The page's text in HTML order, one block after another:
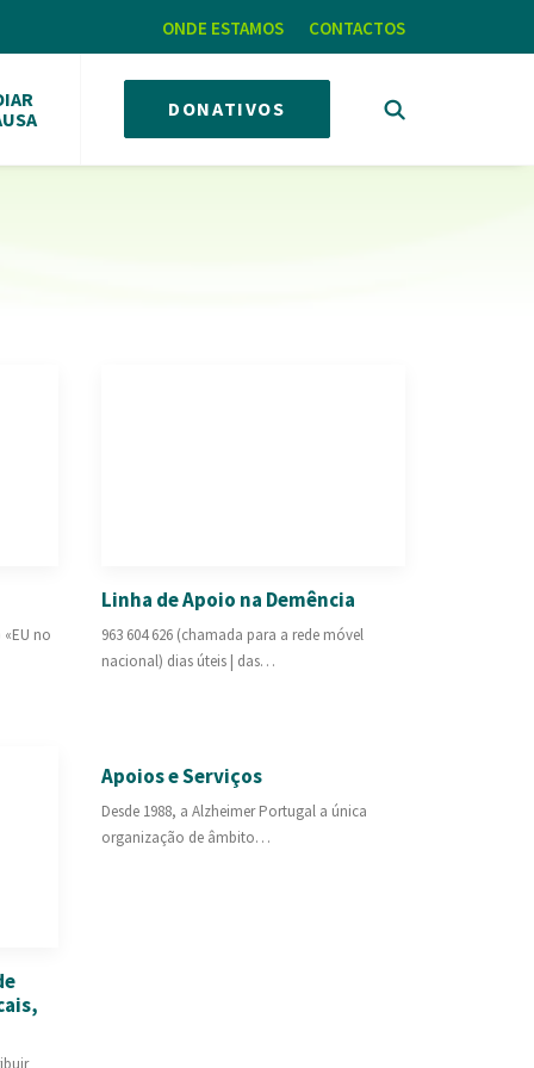
ONDE ESTAMOS CONTACTOS
DONATIVOS
no
Linha de Apoio na Demência
963 604 626 (chamada para a rede móvel
nacional) dias úteis | das…
Apoios e Serviços
Desde 1988, a Alzheimer Portugal a única
organização de âmbito…